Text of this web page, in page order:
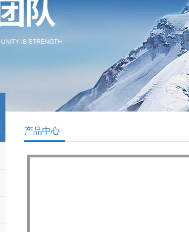
产品中心